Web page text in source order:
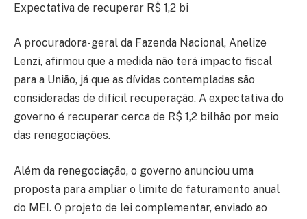
Expectativa de recuperar R$ 1,2 bi
A procuradora-geral da Fazenda Nacional, Anelize
Lenzi, afirmou que a medida não terá impacto fiscal
para a União, já que as dívidas contempladas são
consideradas de difícil recuperação. A expectativa do
governo é recuperar cerca de R$ 1,2 bilhão por meio
das renegociações.
Além da renegociação, o governo anunciou uma
proposta para ampliar o limite de faturamento anual
do MEI. O projeto de lei complementar, enviado ao